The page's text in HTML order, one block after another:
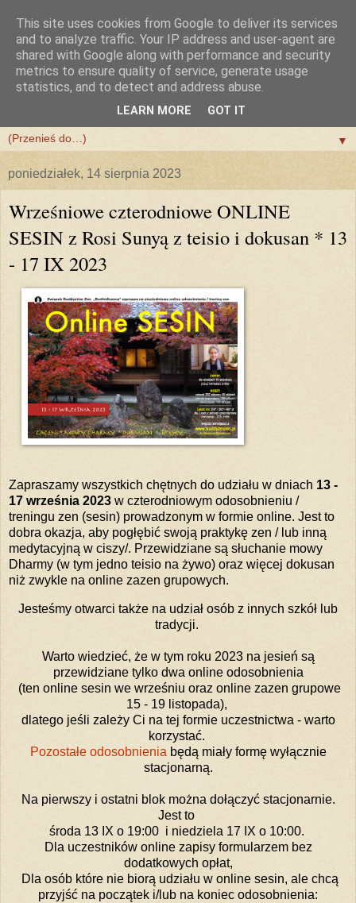
▼
poniedziałek, 14 sierpnia 2023
Wrześniowe czterodniowe ONLINE
SESIN z Rosi Sunyą z teisio i dokusan * 13
- 17 IX 2023
Zapraszamy wszystkich chętnych do udziału w dniach 13 -
17 września 2023 w czterodniowym odosobnieniu /
treningu zen (sesin) prowadzonym w formie online. Jest to
dobra okazja, aby pogłębić swoją praktykę zen / lub inną
medytacyjną w ciszy/. Przewidziane są słuchanie mowy
Dharmy (w tym jedno teisio na żywo) oraz więcej dokusan
niż zwykle na online zazen grupowych.
Jesteśmy otwarci także na udział osób z innych szkół lub
tradycji.
Warto wiedzieć, że w tym roku 2023 na jesień są
przewidziane tylko dwa online odosobnienia
(ten online sesin we wrześniu oraz online zazen grupowe
15 - 19 listopada),
dlatego jeśli zależy Ci na tej formie uczestnictwa - warto
korzystać.
Pozostałe odosobnienia będą miały formę wyłącznie
stacjonarną.
Na pierwszy i ostatni blok można dołączyć stacjonarnie.
Jest to
środa 13 IX o 19:00 i niedziela 17 IX o 10:00.
Dla uczestników online zapisy formularzem bez
dodatkowych opłat,
Dla osób które nie biorą udziału w online sesin, ale chcą
przyjść na początek i/lub na koniec odosobnienia:
This site uses cookies from Google to deliver its services
and to analyze traffic. Your IP address and user-agent are
shared with Google along with performance and security
metrics to ensure quality of service, generate usage
statistics, and to detect and address abuse.
LEARN MORE GOT IT